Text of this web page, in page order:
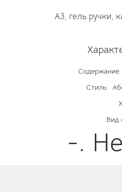
А3, гель.ручки,
Содержание:
Стиль:
Вид
-.